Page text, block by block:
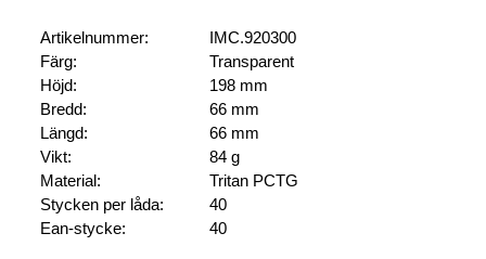
Artikelnummer:
IMC.920300
Färg:
Transparent
Höjd:
198 mm
Bredd:
66 mm
Längd:
66 mm
Vikt:
84 g
Material:
Tritan PCTG
Stycken per låda:
40
Ean-stycke:
40